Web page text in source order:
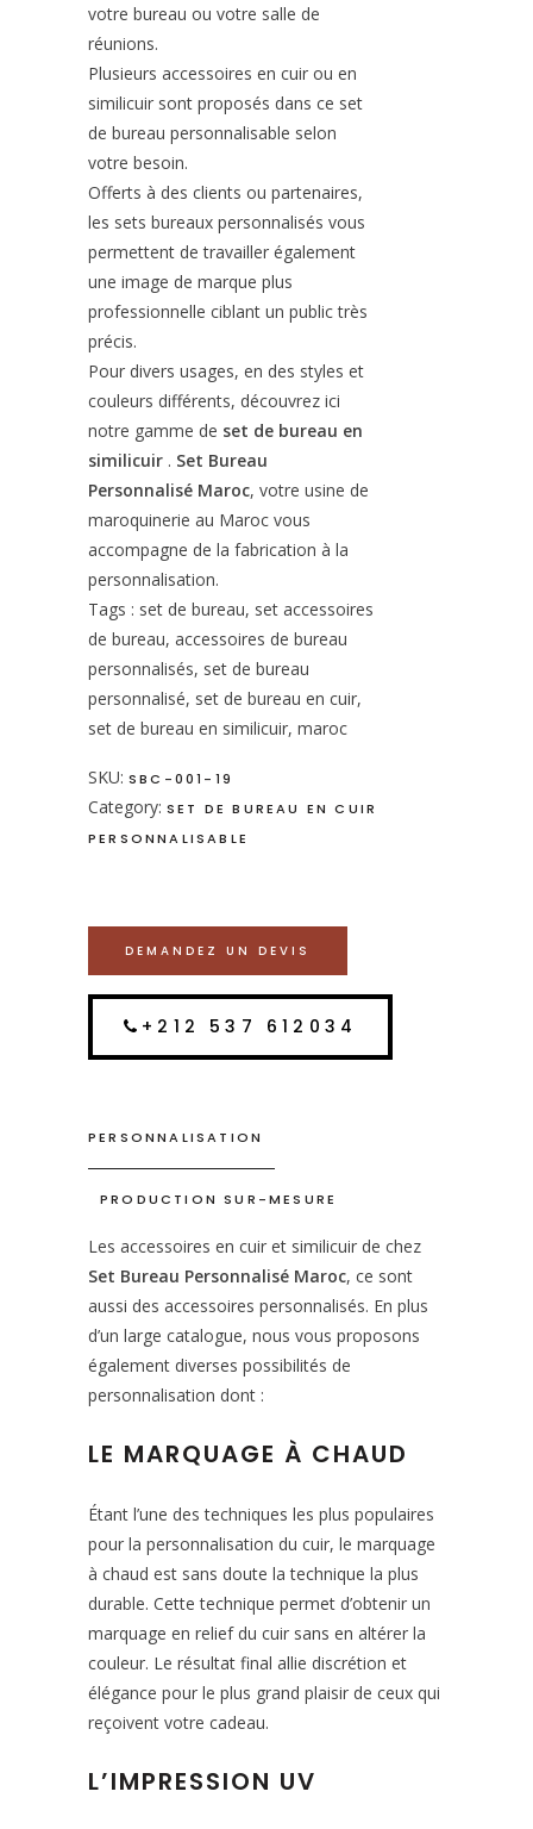
votre bureau ou votre salle de
réunions.
Plusieurs accessoires en cuir ou en
similicuir sont proposés dans ce set
de bureau personnalisable selon
votre besoin.
Offerts à des clients ou partenaires,
les sets bureaux personnalisés vous
permettent de travailler également
une image de marque plus
professionnelle ciblant un public très
précis.
Pour divers usages, en des styles et
couleurs différents, découvrez ici
notre gamme de set de bureau en
similicuir . Set Bureau
Personnalisé Maroc, votre usine de
maroquinerie au Maroc vous
accompagne de la fabrication à la
personnalisation.
Tags : set de bureau, set accessoires
de bureau, accessoires de bureau
personnalisés, set de bureau
personnalisé, set de bureau en cuir,
set de bureau en similicuir, maroc
SKU: SBC-001-19
Category: SET DE BUREAU EN CUIR
PERSONNALISABLE
DEMANDEZ UN DEVIS
+212 537 612034
PERSONNALISATION
PRODUCTION SUR-MESURE
Les accessoires en cuir et similicuir de chez
Set Bureau Personnalisé Maroc, ce sont
aussi des accessoires personnalisés. En plus
d’un large catalogue, nous vous proposons
également diverses possibilités de
personnalisation dont :
LE MARQUAGE À CHAUD
Étant l’une des techniques les plus populaires
pour la personnalisation du cuir, le marquage
à chaud est sans doute la technique la plus
durable. Cette technique permet d’obtenir un
marquage en relief du cuir sans en altérer la
couleur. Le résultat final allie discrétion et
élégance pour le plus grand plaisir de ceux qui
reçoivent votre cadeau.
L’IMPRESSION UV